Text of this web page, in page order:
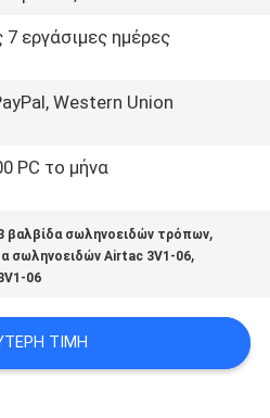
εργάσιμες ημέρες
Western Union
PC το μήνα
βαλβίδα σωληνοειδών τρόπων,
σωληνοειδών Airtac 3V1-06,
06
ΤΙΜΉ